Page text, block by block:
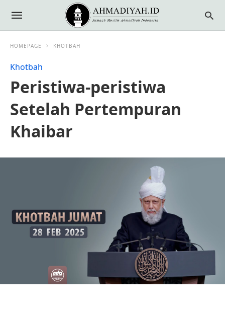
HOMEPAGE KHOTBAH
Khotbah
Peristiwa-peristiwa
Setelah Pertempuran
Khaibar